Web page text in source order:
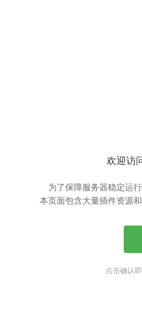
欢迎访
为了保障服务器稳定运
本页面包含大量插件资源
点击确认